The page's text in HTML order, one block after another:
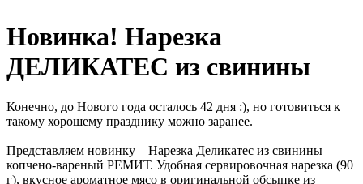
Новинка! Нарезка
ДЕЛИКАТЕС из свинины
Конечно, до Нового года осталось 42 дня :), но готовиться к
такому хорошему празднику можно заранее.
Представляем новинку – Нарезка Деликатес из свинины
копчено-вареный РЕМИТ. Удобная сервировочная нарезка (90
г), вкусное ароматное мясо в оригинальной обсыпке из